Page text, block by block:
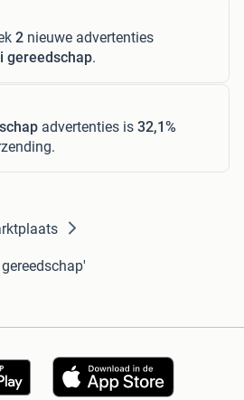
2 nieuwe advertenties
gereedschap.
advertenties is 32,1%